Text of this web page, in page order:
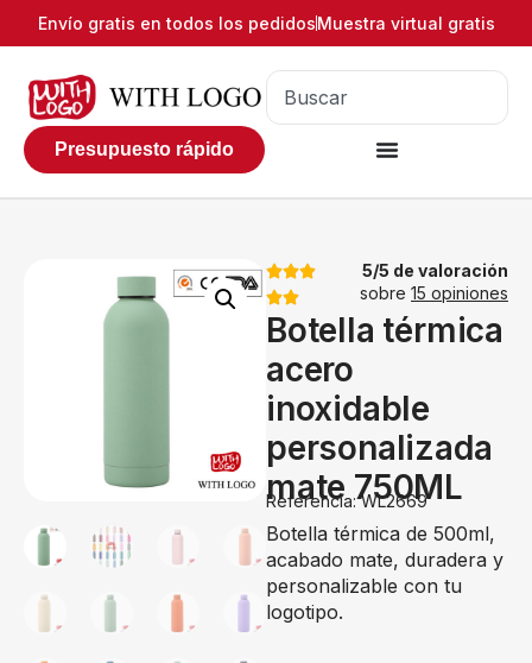
Envío gratis en todos los pedidosMuestra virtual gratis
Presupuesto rápido
5/5 de valoración
sobre 15 opiniones
Botella térmica
acero
inoxidable
personalizada
mate 750ML
Referencia: WL2669
Botella térmica de 500ml,
acabado mate, duradera y
personalizable con tu
logotipo.